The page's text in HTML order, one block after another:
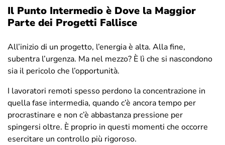
Il Punto Intermedio è Dove la Maggior
Parte dei Progetti Fallisce
All’inizio di un progetto, l’energia è alta. Alla fine,
subentra l’urgenza. Ma nel mezzo? È lì che si nascondono
sia il pericolo che l’opportunità.
I lavoratori remoti spesso perdono la concentrazione in
quella fase intermedia, quando c’è ancora tempo per
procrastinare e non c’è abbastanza pressione per
spingersi oltre. È proprio in questi momenti che occorre
esercitare un controllo più rigoroso.